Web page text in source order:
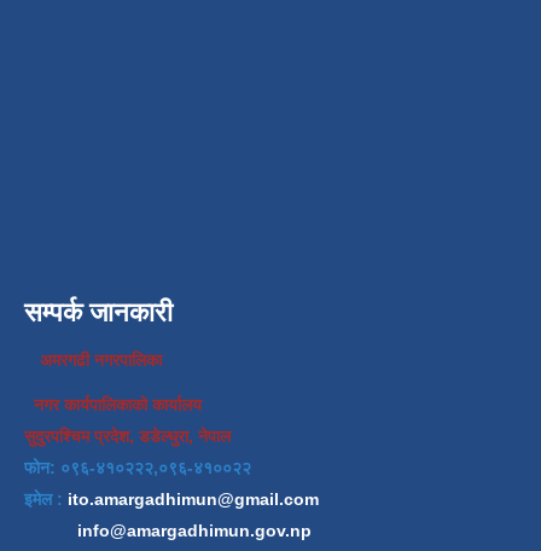
सम्पर्क जानकारी
अमरगढी नगरपालिका
नगर कार्यपालिकाको कार्यालय
सुदुरपश्चिम प्रदेश, डडेल्धुरा, नेपाल
फोन: ०९६-४१०२२२,०९६-४१००२२
इमेल : ito.amargadhimun@gmail.com
info@amargadhimun.gov.np